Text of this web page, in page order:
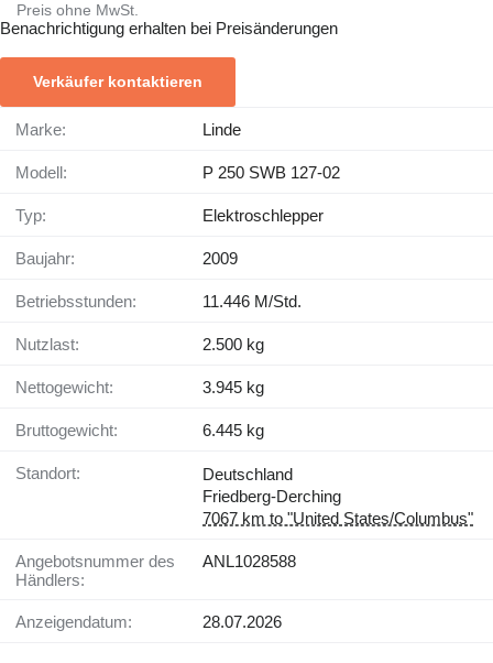
Preis ohne MwSt.
Benachrichtigung erhalten bei Preisänderungen
Verkäufer kontaktieren
Marke: Linde
Modell: P 250 SWB 127-02
Typ: Elektroschlepper
Baujahr: 2009
Betriebsstunden: 11.446 M/Std.
Nutzlast: 2.500 kg
Nettogewicht: 3.945 kg
Bruttogewicht: 6.445 kg
Standort:
Deutschland
Friedberg-Derching
7067 km to "United States/Columbus"
Angebotsnummer des
Händlers:
ANL1028588
Anzeigendatum: 28.07.2026